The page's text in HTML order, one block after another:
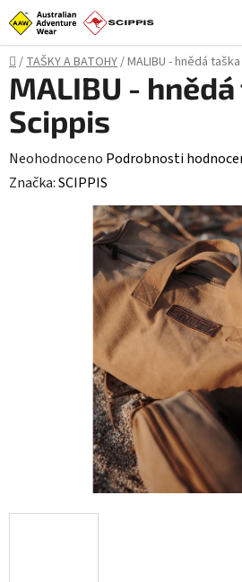
Přejít
na
obsah
Domů
/TAŠKY A BATOHY/MALIBU - hnědá
MALIBU -
Scippis
Průměrné
hodnocení
Neohodnoceno Podrobnosti
Značka:SCIPPIS